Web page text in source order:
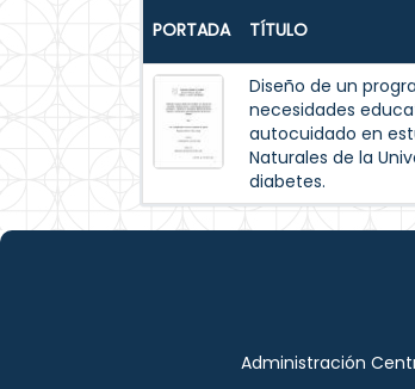
PORTADA TÍTULO
Diseño de un
necesidades
autocuidado en
Naturales de la
diabetes.
Administración